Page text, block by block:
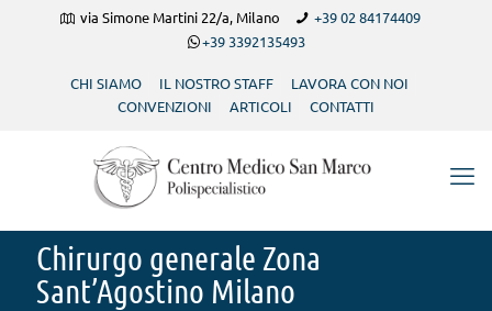
via Simone Martini 22/a, Milano
+39 02 84174409
+39 3392135493
CHI SIAMO IL NOSTRO STAFF
LAVORA CON NOI
CONVENZIONI
ARTICOLI CONTATTI
Chirurgo generale Zona
Sant’Agostino Milano